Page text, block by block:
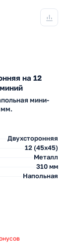
на 12
мини-
мм.
Двухсторонняя
12 (45х45)
Металл
310 мм
Напольная